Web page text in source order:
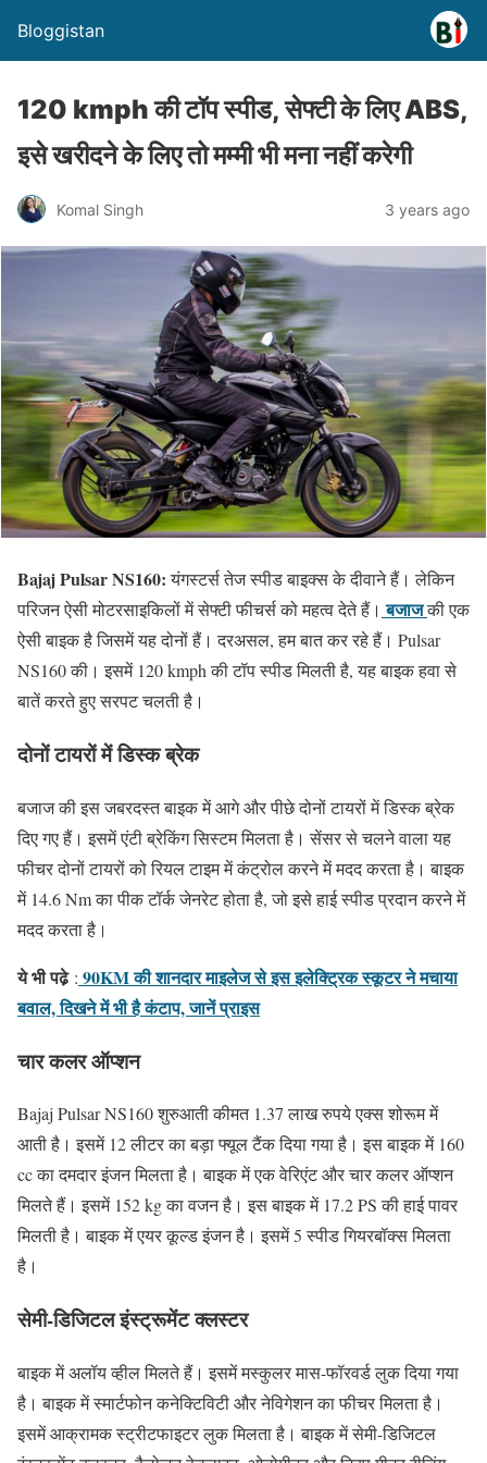
Bloggistan
120 kmph की टॉप स्पीड, सेफ्टी के लिए ABS,
इसे खरीदने के लिए तो मम्मी भी मना नहीं करेगी
Komal Singh 3 years ago
Bajaj Pulsar NS160:यंगस्टर्स तेज स्पीड बाइक्स के दीवाने हैं। लेकिन
परिजन ऐसी मोटरसाइकिलों में सेफ्टी फीचर्स को महत्व देते हैं। बजाजकी एक
ऐसी बाइक है जिसमें यह दोनों हैं। दरअसल, हम बात कर रहे हैं। Pulsar
NS160 की। इसमें 120 kmph की टॉप स्पीड मिलती है, यह बाइक हवा से
बातें करते हुए सरपट चलती है।
दोनों टायरों में डिस्क ब्रेक
बजाज की इस जबरदस्त बाइक में आगे और पीछे दोनों टायरों में डिस्क ब्रेक
दिए गए हैं। इसमें एंटी ब्रेकिंग सिस्टम मिलता है। सेंसर से चलने वाला यह
फीचर दोनों टायरों को रियल टाइम में कंट्रोल करने में मदद करता है। बाइक
में 14.6 Nm का पीक टॉर्क जेनरेट होता है, जो इसे हाई स्पीड प्रदान करने में
मदद करता है।
ये भी पढे़: 90KM की शानदार माइलेज से इस इलेक्ट्रिक स्कूटर ने मचाया
बवाल, दिखने में भी है कंटाप, जानें प्राइस
चार कलर ऑप्शन
Bajaj Pulsar NS160 शुरुआती कीमत 1.37 लाख रुपये एक्स शोरूम में
आती है। इसमें 12 लीटर का बड़ा फ्यूल टैंक दिया गया है। इस बाइक में 160
cc का दमदार इंजन मिलता है। बाइक में एक वेरिएंट और चार कलर ऑप्शन
मिलते हैं। इसमें 152 kg का वजन है। इस बाइक में 17.2 PS की हाई पावर
मिलती है। बाइक में एयर कूल्ड इंजन है। इसमें 5 स्पीड गियरबॉक्स मिलता
है।
सेमी-डिजिटल इंस्ट्रूमेंट क्लस्टर
बाइक में अलॉय व्हील मिलते हैं। इसमें मस्कुलर मास-फॉरवर्ड लुक दिया गया
है। बाइक में स्मार्टफोन कनेक्टिविटी और नेविगेशन का फीचर मिलता है।
इसमें आक्रामक स्ट्रीटफाइटर लुक मिलता है। बाइक में सेमी-डिजिटल